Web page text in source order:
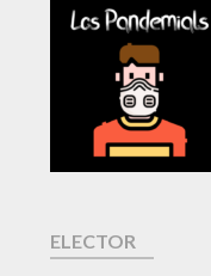
ELECTOR